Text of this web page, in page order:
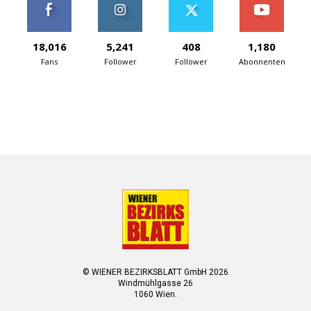
18,016
Fans
5,241
Follower
408
Follower
1,180
Abonnenten
© WIENER BEZIRKSBLATT GmbH 2026
Windmühlgasse 26
1060 Wien.